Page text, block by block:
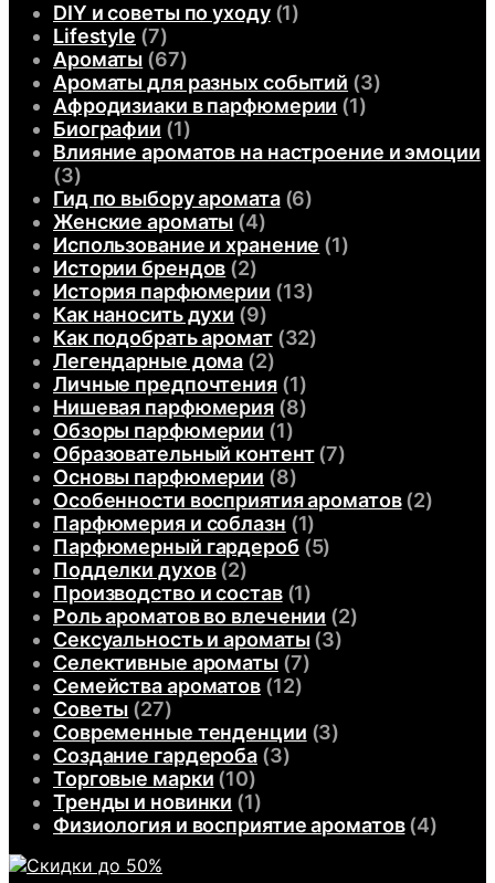
DIY и советы по уходу(1)
Lifestyle (7)
Ароматы (67)
Ароматы для разных событий (3)
Афродизиаки в парфюмерии (1)
Биографии (1)
Влияние ароматов на настроение и эмоции
(3)
Гид по выбору аромата(6)
Женские ароматы (4)
Использование и хранение (1)
Истории брендов (2)
История парфюмерии (13)
Как наносить духи (9)
Как подобрать аромат(32)
Легендарные дома (2)
Личные предпочтения(1)
Нишевая парфюмерия(8)
Обзоры парфюмерии (1)
Образовательный контент(7)
Основы парфюмерии (8)
Особенности восприятия ароматов(2)
Парфюмерия и соблазн (1)
Парфюмерный гардероб (5)
Подделки духов(2)
Производство и состав(1)
Роль ароматов во влечении (2)
Сексуальность и ароматы(3)
Селективные ароматы(7)
Семейства ароматов(12)
Советы (27)
Современные тенденции (3)
Создание гардероба(3)
Торговые марки (10)
Тренды и новинки (1)
Физиология и восприятие ароматов(4)